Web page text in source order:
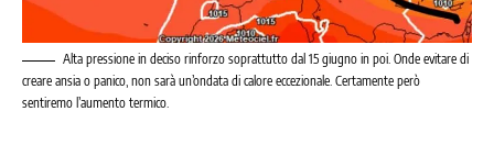
Alta pressione in deciso rinforzo soprattutto dal 15 giugno in poi. Onde evitare di
creare ansia o panico, non sarà un’ondata di calore eccezionale. Certamente però
sentiremo l’aumento termico.